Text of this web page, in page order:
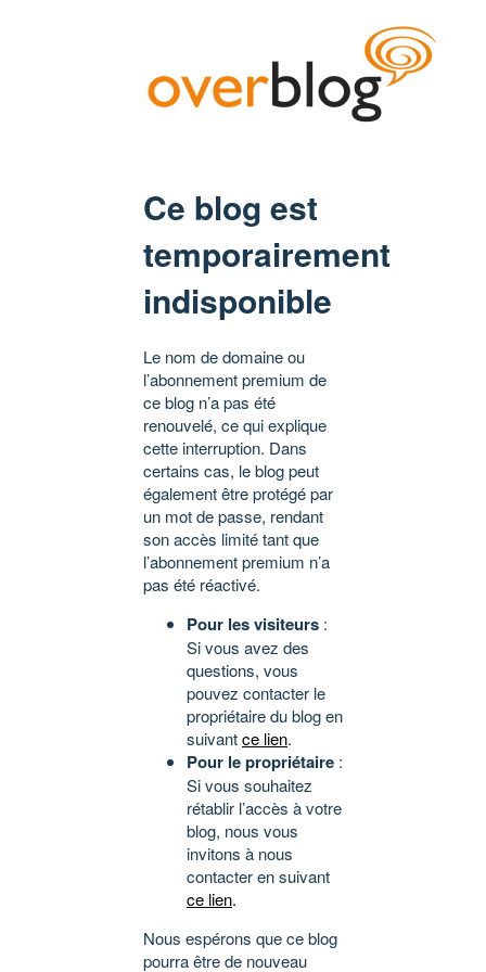
Ce blog est
temporairement
indisponible
Le nom de domaine ou
l’abonnement premium de
ce blog n’a pas été
renouvelé, ce qui explique
cette interruption. Dans
certains cas, le blog peut
également être protégé par
un mot de passe, rendant
son accès limité tant que
l’abonnement premium n’a
pas été réactivé.
Pour les visiteurs :
Si vous avez des
questions, vous
pouvez contacter le
propriétaire du blog en
suivantce lien.
Pour le propriétaire :
Si vous souhaitez
rétablir l’accès à votre
blog, nous vous
invitons à nous
contacter en suivant
ce lien.
Nous espérons que ce blog
pourra être de nouveau